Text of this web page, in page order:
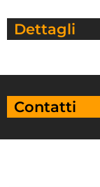
Dettagli
Contatti